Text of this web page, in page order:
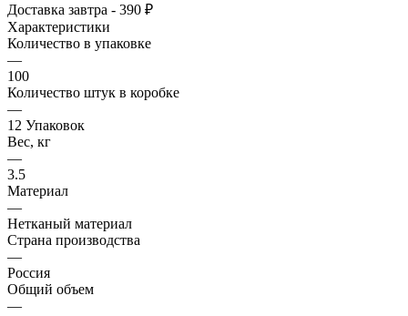
Доставка завтра - 390 ₽
Характеристики
Количество в упаковке
—
100
Количество штук в коробке
—
12 Упаковок
Вес, кг
—
3.5
Материал
—
Нетканый материал
Страна производства
—
Россия
Общий объем
—